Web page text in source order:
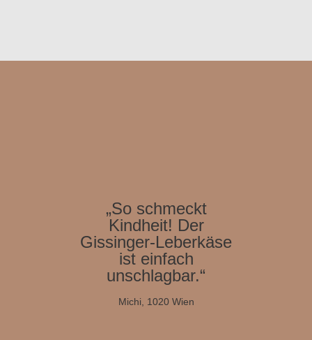
„So schmeckt
Kindheit! Der
Gissinger-Leberkäse
ist einfach
unschlagbar.“
Michi, 1020 Wien